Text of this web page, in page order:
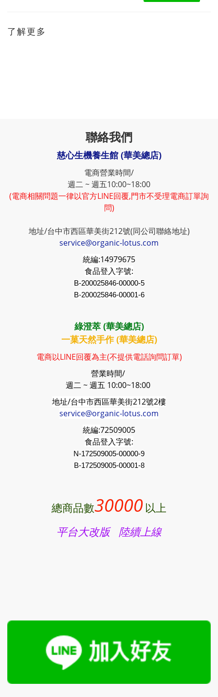
了解更多
聯絡我們
慈心生機養生館 (華美總店)
電商營業時間/
週二 ~ 週五10:00~18:00
(電商相關問題一律以官方LINE回覆,門市不受理電商訂單詢
問)
地址/台中市西區華美街212號(同公司聯絡地址)
service@organic-lotus.com
統編:14979675
食品登入字號:
B-200025846-00000-5
B-200025846-00001-6
綠澄萃 (華美總店)
一菓天然手作 (華美總店)
電商以LINE回覆為主(不提供電話詢問訂單)
營業時間/
週二 ~ 週五 10:00~18:00
地址/台中市西區華美街212號2樓
service@organic-lotus.com
統編:72509005
食品登入字號:
N-172509005-00000-9
B-172509005-00001-8
總商品數30000 以上
平台大改版 陸續上線